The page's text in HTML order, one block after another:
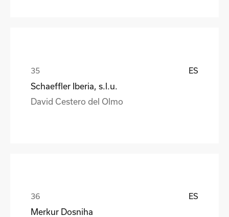
ES
Schaeffler Iberia, s.l.u.
David Cestero del Olmo
ES
Merkur Dosniha